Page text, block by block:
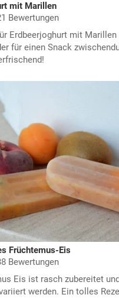
mit Marillen
Bewertungen
Erdbeerjoghurt mit
für einen Snack
Früchtemus-Eis
Bewertungen
Eis ist rasch zubereitet
werden. Ein tolles